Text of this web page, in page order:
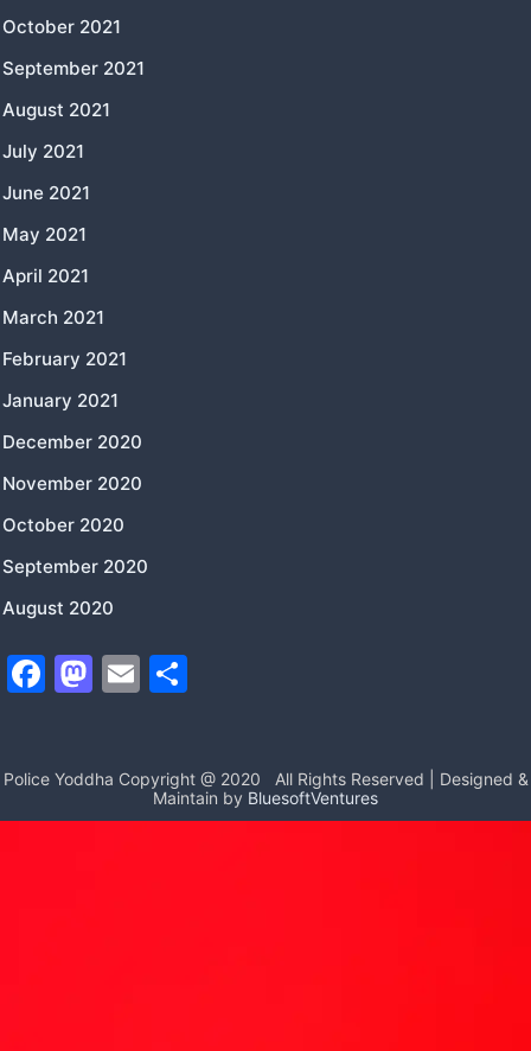
October 2021
September 2021
August 2021
July 2021
June 2021
May 2021
April 2021
March 2021
February 2021
January 2021
December 2020
November 2020
October 2020
September 2020
August 2020
F
e
b
M
o
d
E
l
e
Police Yoddha Copyright @ 2020
All Rights Reserved | Designed &
Maintain by BluesoftVentures